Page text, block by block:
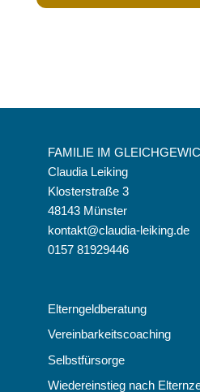
FAMILIE IM
Claudia Leiking
Klosterstraße 3
48143 Münster
kontakt@claudia-leiking.de
0157 81929446
Elterngeldberatung
Vereinbarkeitscoaching
Selbstfürsorge
Wiedereinstieg nach